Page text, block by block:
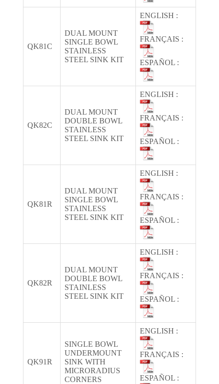
QK81C
DUAL MOUNT
SINGLE BOWL
STAINLESS
STEEL SINK KIT
ENGLISH :
FRANÇAIS :
ESPAÑOL :
QK82C
DUAL MOUNT
DOUBLE BOWL
STAINLESS
STEEL SINK KIT
ENGLISH :
FRANÇAIS :
ESPAÑOL :
QK81R
DUAL MOUNT
SINGLE BOWL
STAINLESS
STEEL SINK KIT
ENGLISH :
FRANÇAIS :
ESPAÑOL :
QK82R
DUAL MOUNT
DOUBLE BOWL
STAINLESS
STEEL SINK KIT
ENGLISH :
FRANÇAIS :
ESPAÑOL :
QK91R
SINGLE BOWL
UNDERMOUNT
SINK WITH
MICRORADIUS
CORNERS
ENGLISH :
FRANÇAIS :
ESPAÑOL :